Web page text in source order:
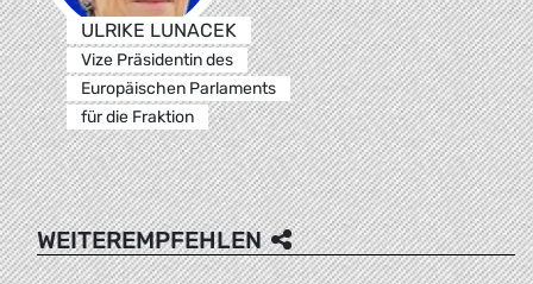
ULRIKE LUNACEK
Vize Präsidentin des
Europäischen Parlaments
für die Fraktion
WEITEREMPFEHLEN